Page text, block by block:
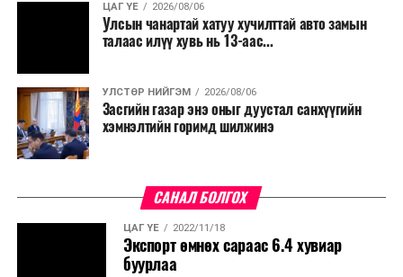
ЦАГ ҮЕ 2026/08/06
Улсын чанартай хатуу хучилттай авто замын
талаас илүү хувь нь 13-аас...
УЛСТӨР НИЙГЭМ 2026/08/06
Засгийн газар энэ оныг дуустал санхүүгийн
хэмнэлтийн горимд шилжинэ
САНАЛ БОЛГОХ
ЦАГ ҮЕ 2022/11/18
Экспорт өмнөх сараас 6.4 хувиар
буурлаа